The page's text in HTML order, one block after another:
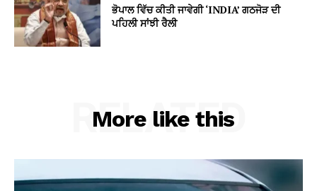
ਭੋਪਾਲ ਵਿੱਚ ਕੀਤੀ ਜਾਵੇਗੀ ‘INDIA’ ਗਠਜੋੜ ਦੀ
ਪਹਿਲੀ ਸਾਂਝੀ ਰੈਲੀ
More like this
RELATED